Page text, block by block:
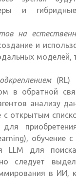
и
на
и
моделей,
(RL)
в обратной
анализу
с открытым
приобретения
обучение
LLM для
следует
в ИИ,